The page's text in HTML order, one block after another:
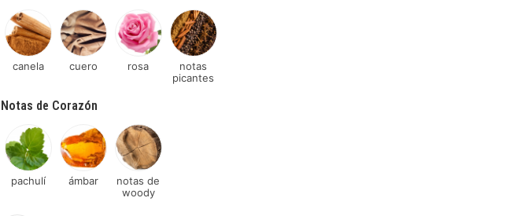
canela cuero rosa
notas
picantes
Notas de Corazón
pachulí ámbar
notas de
woody